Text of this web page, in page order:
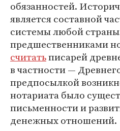
обязанностей.
является составной
системы любой
предшественниками
считатьписарей
в частности —
предпосылкой
нотариата было
письменности и
денежных отношений.